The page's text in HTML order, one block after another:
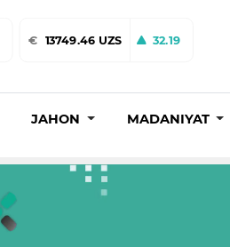
€ 13749.46 UZS 32.19
JAHON MADANIYAT